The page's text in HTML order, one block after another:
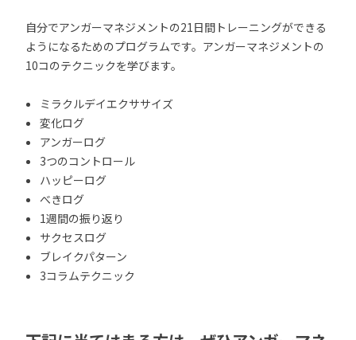
自分でアンガーマネジメントの21日間トレーニングができる
ようになるためのプログラムです。アンガーマネジメントの
10コのテクニックを学びます。
ミラクルデイエクササイズ
変化ログ
アンガーログ
3つのコントロール
ハッピーログ
べきログ
1週間の振り返り
サクセスログ
ブレイクパターン
3コラムテクニック